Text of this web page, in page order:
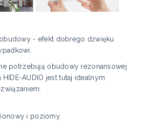
- efekt dobrego dźwięku
potrzebują obudowy rezonansowej
HIDE-AUDIO jest tutaj idealnym
i poziomy.